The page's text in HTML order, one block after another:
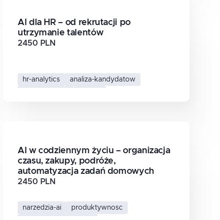
AI dla HR – od rekrutacji po
utrzymanie talentów
2450 PLN
hr-analytics
analiza-kandydatow
AI w codziennym życiu – organizacja
czasu, zakupy, podróże,
automatyzacja zadań domowych
2450 PLN
narzedzia-ai
produktywnosc